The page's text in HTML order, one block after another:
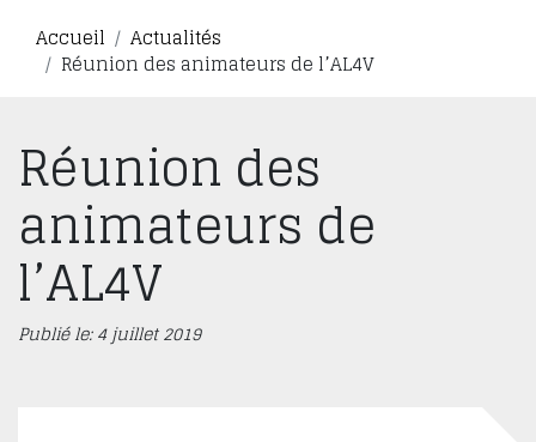
Accueil
Actualités
Réunion des animateurs de l’AL4V
Réunion des
animateurs de
l’AL4V
Publié le: 4 juillet 2019